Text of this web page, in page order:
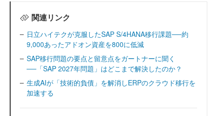
関連リンク
日立ハイテクが克服したSAP S/4HANA移行課題──約
9,000あったアドオン資産を800に低減
SAP移行問題の要点と留意点をガートナーに聞く
──「SAP 2027年問題」はどこまで解決したのか？
生成AIが「技術的負債」を解消しERPのクラウド移行を
加速する